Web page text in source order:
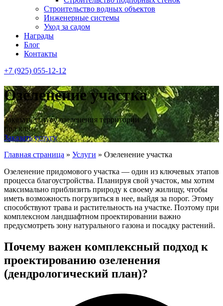
Строительство водных объектов
Инженерные системы
Уход за садом
Награды
Блог
Контакты
+7 (925) 055-12-12
Озеленение участка
Заказать услугу озеленения территории
под ключ
Заказать услугу
Главная страница » Услуги » Озеленение участка
Озеленение придомового участка — один из ключевых этапов
процесса благоустройства. Планируя свой участок, мы хотим
максимально приблизить природу к своему жилищу, чтобы
иметь возможность погрузиться в нее, выйдя за порог. Этому
способствуют трава и растительность на участке. Поэтому при
комплексном ландшафтном проектировании важно
предусмотреть зону натурального газона и посадку растений.
Почему важен комплексный подход к
проектированию озеленения
(дендрологический план)?